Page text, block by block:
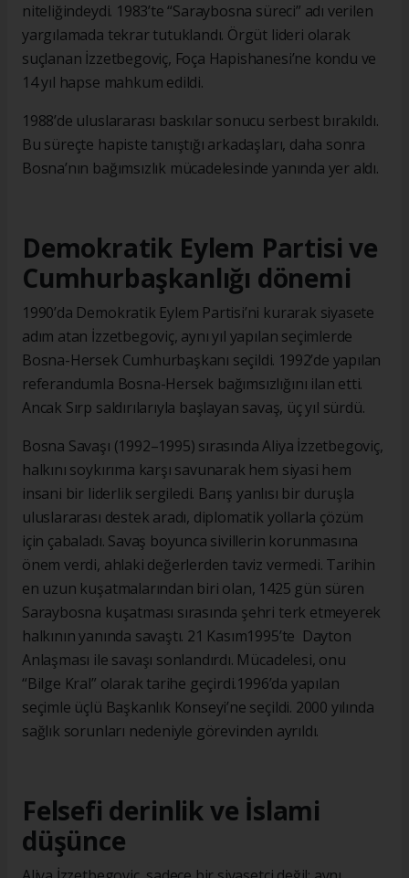
niteliğindeydi. 1983’te “Saraybosna süreci” adı verilen
yargılamada tekrar tutuklandı. Örgüt lideri olarak
suçlanan İzzetbegoviç, Foça Hapishanesi’ne kondu ve
14 yıl hapse mahkum edildi.
1988’de uluslararası baskılar sonucu serbest bırakıldı.
Bu süreçte hapiste tanıştığı arkadaşları, daha sonra
Bosna’nın bağımsızlık mücadelesinde yanında yer aldı.
Demokratik Eylem Partisi ve
Cumhurbaşkanlığı dönemi
1990’da Demokratik Eylem Partisi’ni kurarak siyasete
adım atan İzzetbegoviç, aynı yıl yapılan seçimlerde
Bosna-Hersek Cumhurbaşkanı seçildi. 1992’de yapılan
referandumla Bosna-Hersek bağımsızlığını ilan etti.
Ancak Sırp saldırılarıyla başlayan savaş, üç yıl sürdü.
Bosna Savaşı (1992–1995) sırasında Aliya İzzetbegoviç,
halkını soykırıma karşı savunarak hem siyasi hem
insani bir liderlik sergiledi. Barış yanlısı bir duruşla
uluslararası destek aradı, diplomatik yollarla çözüm
için çabaladı. Savaş boyunca sivillerin korunmasına
önem verdi, ahlaki değerlerden taviz vermedi. Tarihin
en uzun kuşatmalarından biri olan, 1425 gün süren
Saraybosna kuşatması sırasında şehri terk etmeyerek
halkının yanında savaştı. 21 Kasım1995’te Dayton
Anlaşması ile savaşı sonlandırdı. Mücadelesi, onu
“Bilge Kral” olarak tarihe geçirdi.1996’da yapılan
seçimle üçlü Başkanlık Konseyi’ne seçildi. 2000 yılında
sağlık sorunları nedeniyle görevinden ayrıldı.
Felsefi derinlik ve İslami
düşünce